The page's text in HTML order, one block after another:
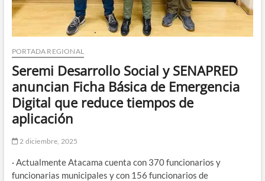
PORTADA REGIONAL
Seremi Desarrollo Social y SENAPRED
anuncian Ficha Básica de Emergencia
Digital que reduce tiempos de
aplicación
2 diciembre, 2025
· Actualmente Atacama cuenta con 370 funcionarios y
funcionarias municipales y con 156 funcionarios de